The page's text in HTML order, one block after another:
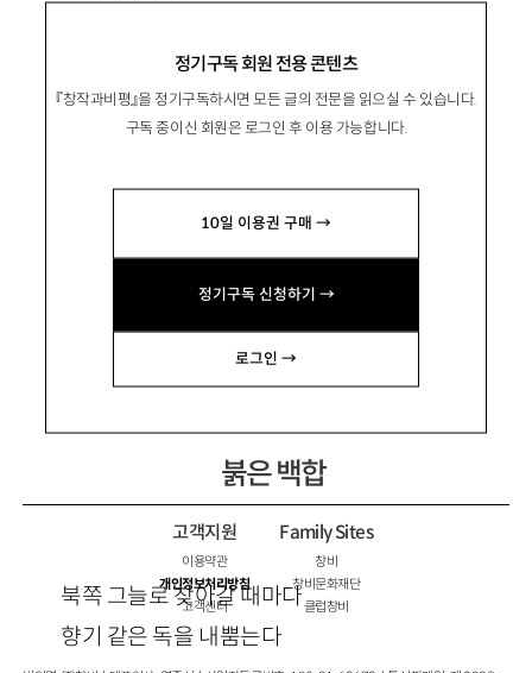
정기구독 회원 전용 콘텐츠
『창작과비평』을 정기구독하시면 모든 글의 전문을 읽으실 수 있습니다.
구독 중이신 회원은 로그인 후 이용 가능합니다.
10일 이용권 구매 →
정기구독 신청하기 →
로그인 →
시집 『불안은 영혼을 잠식한다』 『일만 마리 물
상』 『나의 별서에 핀 앵두나무는』 『기억의 행성』
『나의 다른 이름들』 등이 있음.
treepoem@hanmail.net
붉은 백합
북쪽 그늘로 찾아갈 때마다
향기 같은 독을 내뿜는다
고객지원
이용약관
개인정보처리방침
고객센터
Family Sites
창비
창비문화재단
클럽창비